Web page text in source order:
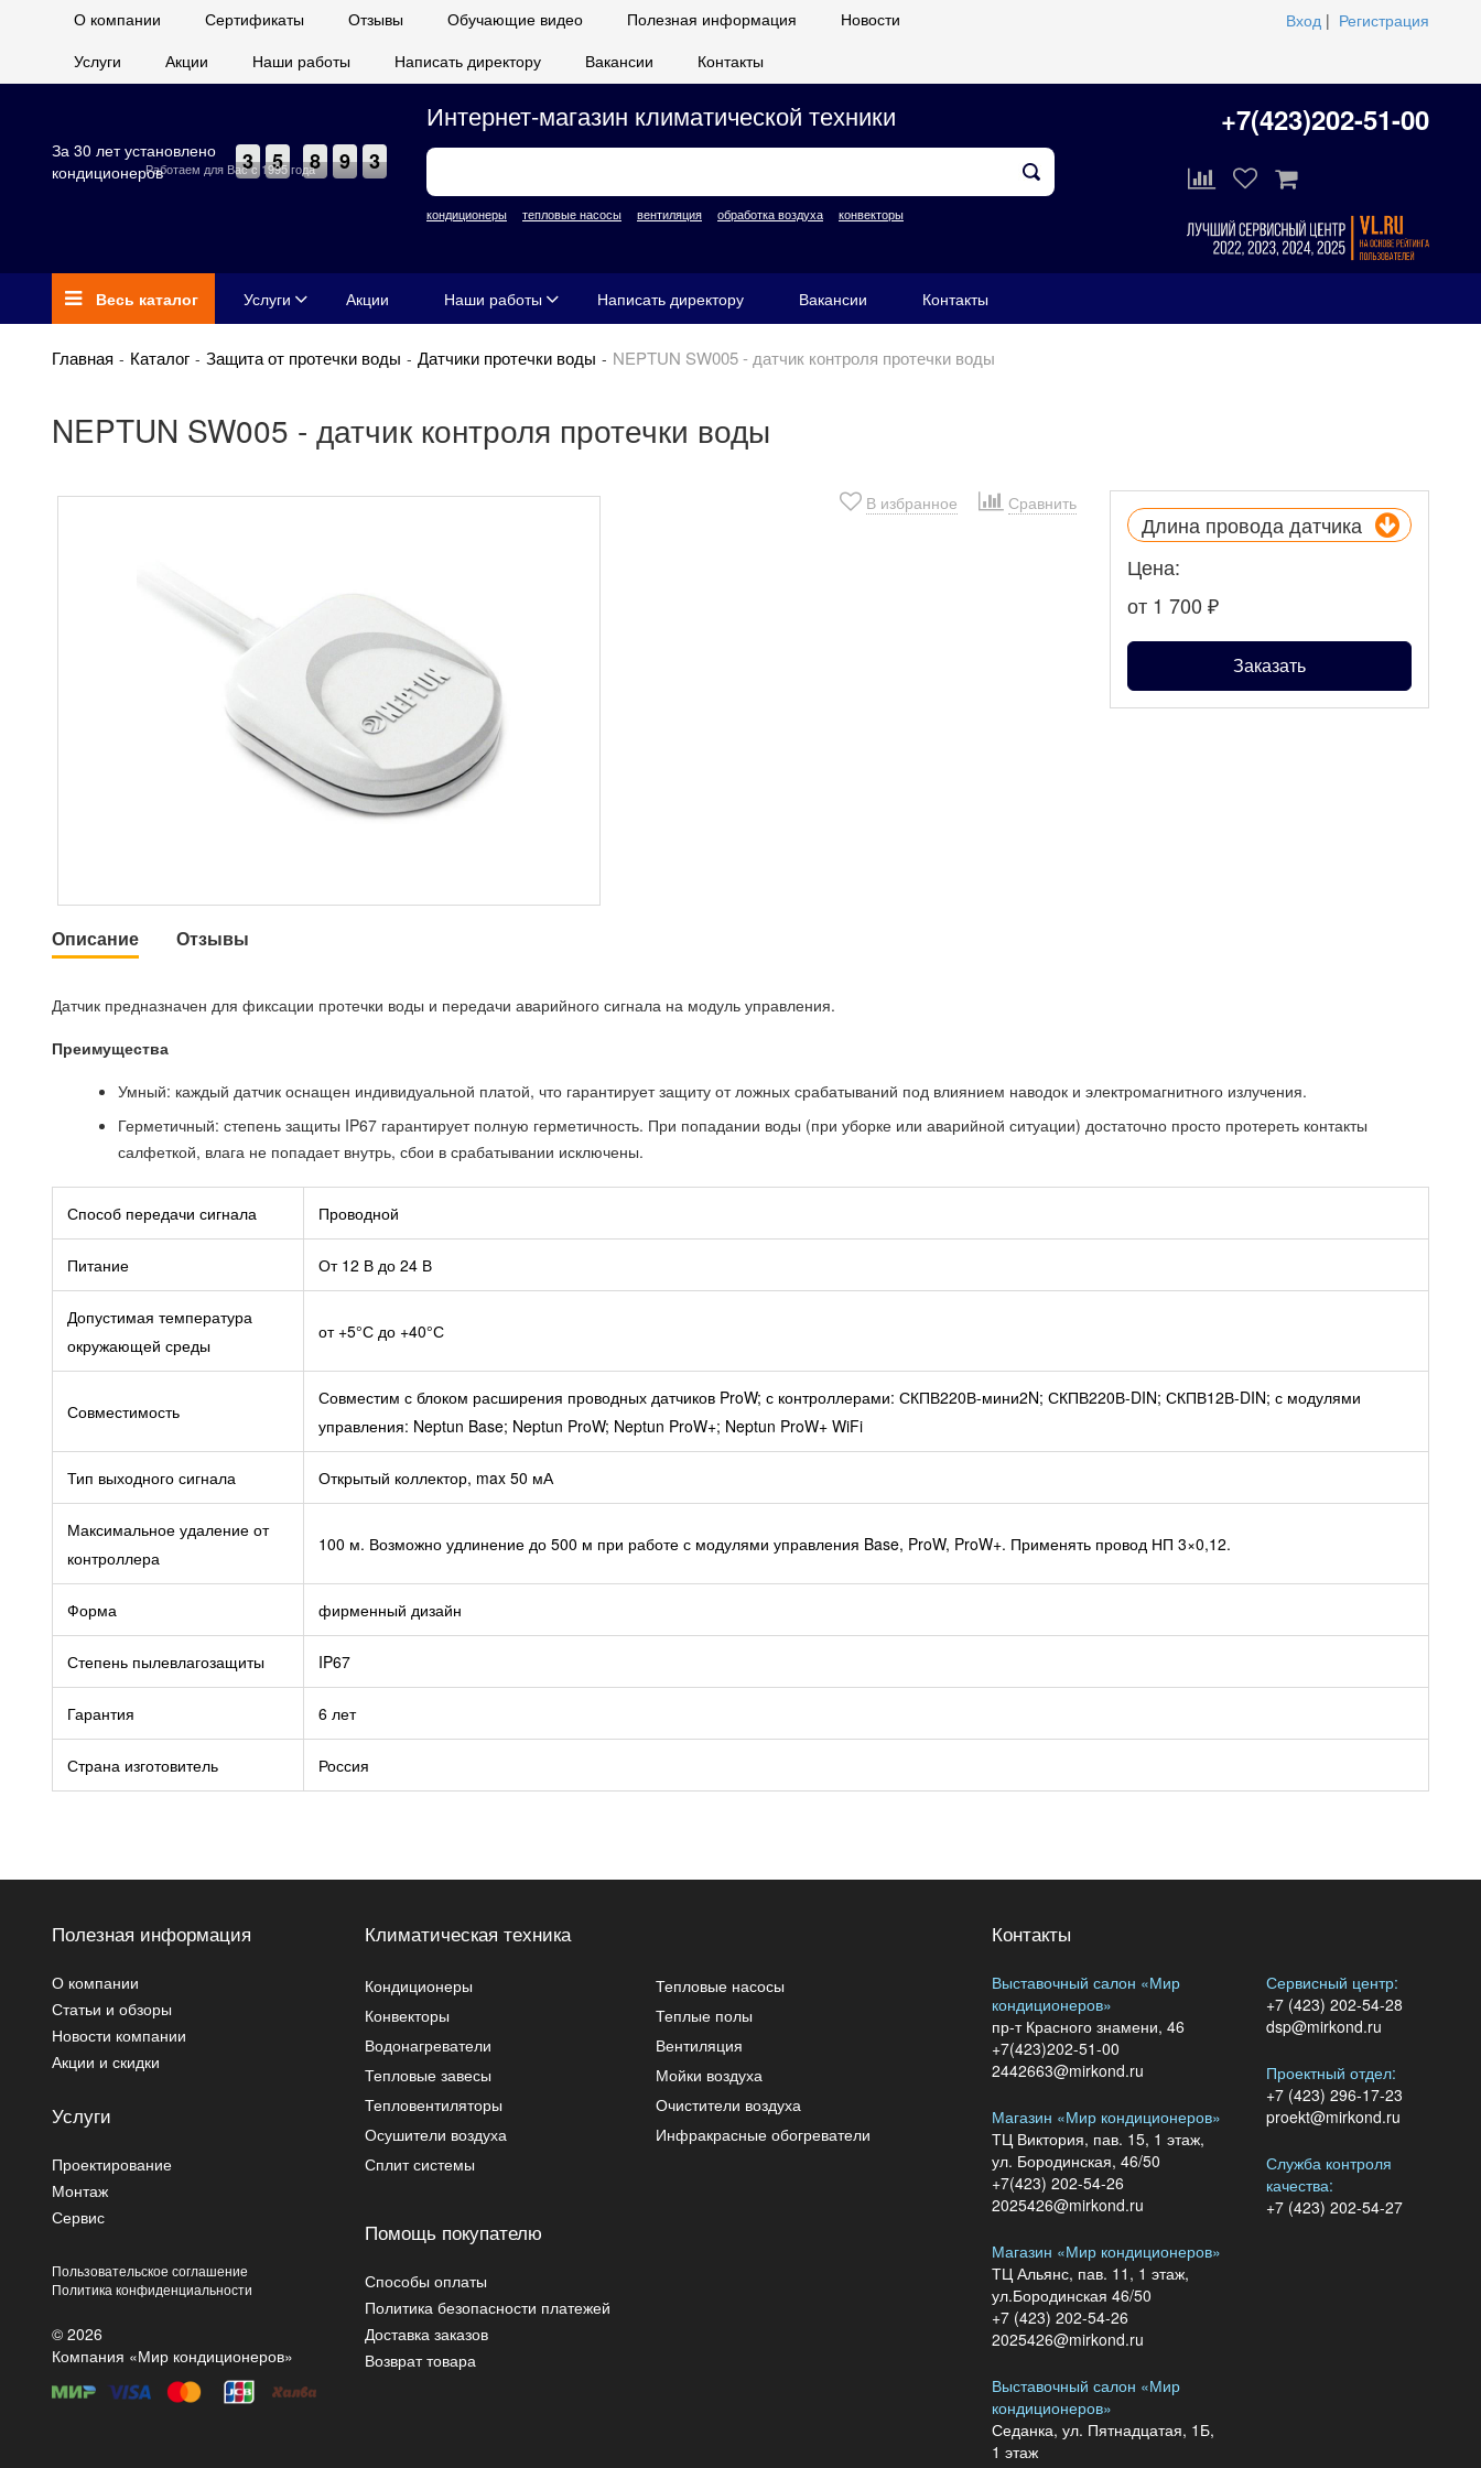
О компании Сертификаты Отзывы Обучающие видео Полезная информация
Новости
Услуги
Акции Наши работы Написать директору Вакансии Контакты
Вход | Регистрация
Работаем для Вас с 1995 года
За 30 лет установлено
кондиционеров
3 5 8 9 3
Интернет-магазин климатической техники
кондиционеры тепловые насосы вентиляция обработка воздуха конвекторы
+7(423)202-51-00
Весь каталог Услуги Акции Наши работы Написать директору Вакансии Контакты
Главная Каталог Защита от протечки воды Датчики протечки воды NEPTUN SW005 - датчик контроля протечки воды
NEPTUN SW005 - датчик контроля протечки воды
В избранное Сравнить
Длина провода датчика
Цена:
от 1 700 ₽
Заказать
Описание Отзывы
Датчик предназначен для фиксации протечки воды и передачи аварийного сигнала на модуль управления.
Преимущества
Умный: каждый датчик оснащен индивидуальной платой, что гарантирует защиту от ложных срабатываний под влиянием наводок и электромагнитного излучения.
Герметичный: степень защиты IP67 гарантирует полную герметичность. При попадании воды (при уборке или аварийной ситуации) достаточно просто протереть контакты
салфеткой, влага не попадает внутрь, сбои в срабатывании исключены.
Способ передачи сигнала Проводной
Питание От 12 В до 24 В
Допустимая температура
окружающей среды
от +5°С до +40°С
Совместимость
Совместим с блоком расширения проводных датчиков ProW; с контроллерами: СКПВ220В-мини2N; СКПВ220В-DIN; СКПВ12В-DIN; с модулями
управления: Neptun Base; Neptun ProW; Neptun ProW+; Neptun ProW+ WiFi
Тип выходного сигнала Открытый коллектор, max 50 мА
Максимальное удаление от
контроллера
100 м. Возможно удлинение до 500 м при работе с модулями управления Base, ProW, ProW+. Применять провод НП 3×0,12.
Форма фирменный дизайн
Степень пылевлагозащиты IP67
Гарантия 6 лет
Страна изготовитель Россия
Полезная информация
О компании
Статьи и обзоры
Новости компании
Акции и скидки
Услуги
Проектирование
Монтаж
Сервис
Климатическая техника
Кондиционеры
Тепловые насосы
Конвекторы
Теплые полы
Водонагреватели
Вентиляция
Тепловые завесы
Мойки воздуха
Тепловентиляторы
Очистители воздуха
Осушители воздуха
Инфракрасные обогреватели
Сплит системы
Пользовательское соглашение
Политика конфиденциальности
© 2026
Компания «Мир кондиционеров»
Помощь покупателю
Способы оплаты
Политика безопасности платежей
Доставка заказов
Возврат товара
Контакты
Выставочный салон «Мир
кондиционеров»
пр-т Красного знамени, 46
+7(423)202-51-00
2442663@mirkond.ru
Магазин «Мир кондиционеров»
ТЦ Виктория, пав. 15, 1 этаж,
ул. Бородинская, 46/50
+7(423) 202-54-26
2025426@mirkond.ru
Магазин «Мир кондиционеров»
ТЦ Альянс, пав. 11, 1 этаж,
ул.Бородинская 46/50
+7 (423) 202-54-26
2025426@mirkond.ru
Выставочный салон «Мир
кондиционеров»
Седанка, ул. Пятнадцатая, 1Б,
1 этаж
Сервисный центр:
+7 (423) 202-54-28
dsp@mirkond.ru
Проектный отдел:
+7 (423) 296-17-23
proekt@mirkond.ru
Служба контроля
качества:
+7 (423) 202-54-27